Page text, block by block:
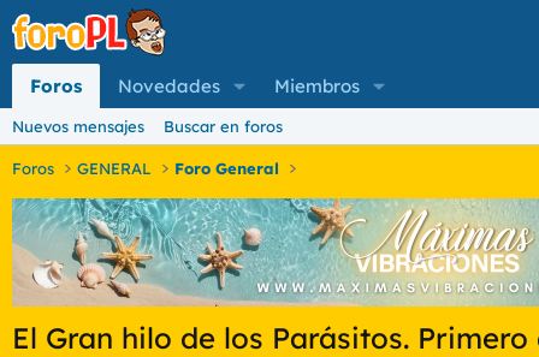
Foros Novedades Miembros
Nuevos mensajes Buscar en foros
Foros GENERAL Foro General
El Gran hilo de los Parásitos.